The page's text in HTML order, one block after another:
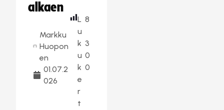
alkaen
Markku
Huopon
en
01.07.2
026
L
u
k
u
k
e
r
t
8
3
0
0